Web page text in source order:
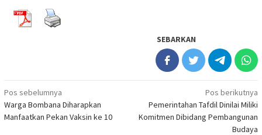
SEBARKAN
Navigasi
pos
Pos sebelumnya
Warga Bombana Diharapkan
Manfaatkan Pekan Vaksin ke 10
Pos berikutnya
Pemerintahan Tafdil Dinilai Miliki
Komitmen Dibidang Pembangunan
Budaya